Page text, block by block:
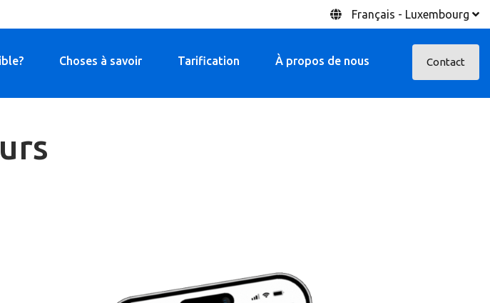
Français - Luxembourg
Choses à savoir Tarification À propos de nous Contact